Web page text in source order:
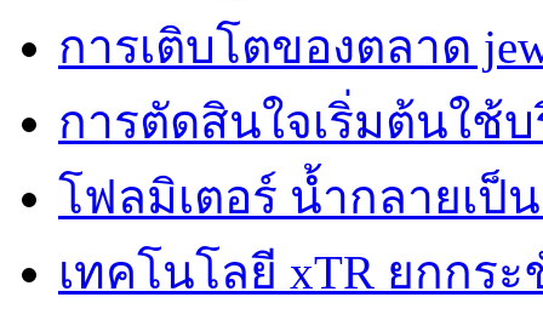
การเติบโตของตลาด
การตัดสินใจเริ่มต้นใช้
โฟลมิเตอร์ น้ำกลายเ
เทคโนโลยี xTR ยกกร